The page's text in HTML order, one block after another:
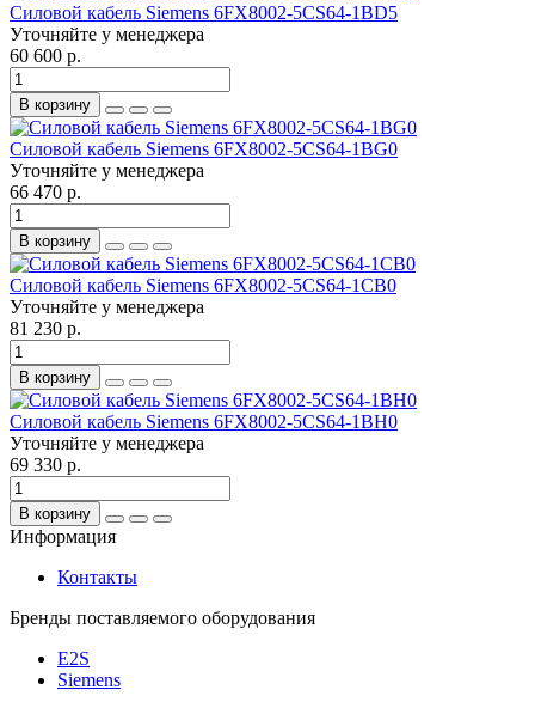
Силовой кабель Siemens 6FX8002-5CS64-1BD5
Уточняйте у менеджера
60 600 р.
В корзину
Силовой кабель Siemens 6FX8002-5CS64-1BG0
Уточняйте у менеджера
66 470 р.
В корзину
Силовой кабель Siemens 6FX8002-5CS64-1CB0
Уточняйте у менеджера
81 230 р.
В корзину
Силовой кабель Siemens 6FX8002-5CS64-1BH0
Уточняйте у менеджера
69 330 р.
В корзину
Информация
Контакты
Бренды поставляемого оборудования
E2S
Siemens